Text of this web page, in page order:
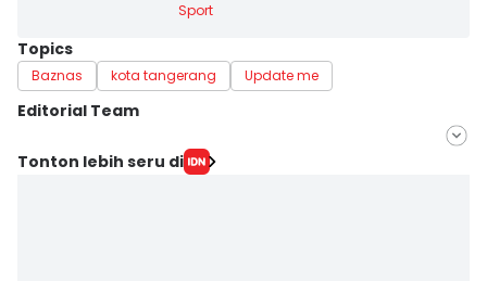
Sport
Topics
Baznas kota tangerang Update me
Editorial Team
Editor
Tonton lebih seru di